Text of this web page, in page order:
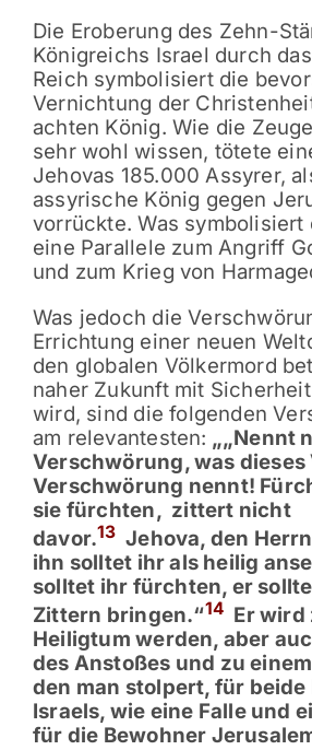
Die Eroberung des Zehn-
Königreichs Israel durch
Reich symbolisiert die
Vernichtung der
achten König. Wie die
sehr wohl wissen, tötete
Jehovas 185.000 Assyrer,
assyrische König gegen
vorrückte. Was symbolisiert
eine Parallele zum Angriff
und zum Krieg von
Was jedoch die
Errichtung einer neuen
den globalen Völkermord
naher Zukunft mit
wird, sind die folgenden
am relevantesten: „„Nennt
Verschwörung, was dieses
Verschwörung nennt!
sie fürchten, zittert nicht
davor.13 Jehova, den
ihn solltet ihr als heilig
solltet ihr fürchten, er
Zittern bringen.“14 Er wird
Heiligtum werden, aber
des Anstoßes und zu
den man stolpert, für beide
Israels, wie eine Falle und
für die Bewohner